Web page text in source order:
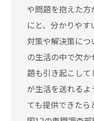
や問題を抱えた
にと、分かりやす
対策や解決策に
の生活の中で欠
題も引き起こし
が生活を送れる
ても提供できたら